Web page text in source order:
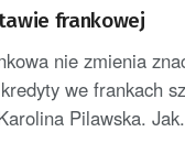
frankowej
nie zmienia
we frankach
Pilawska.